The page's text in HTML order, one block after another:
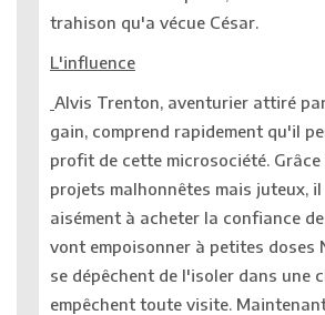
trahison qu'a vécue César.
L'influence
Alvis Trenton, aventurier attiré
gain, comprend rapidement qu'il
profit de cette microsociété. Grâce
projets malhonnêtes mais juteux,
aisément à acheter la confiance
vont empoisonner à petites doses
se dépêchent de l'isoler dans une
empêchent toute visite.